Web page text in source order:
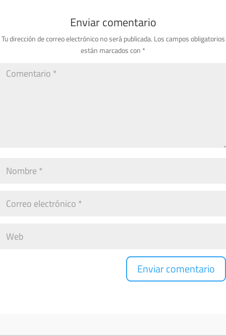
Enviar comentario
Tu dirección de correo electrónico no será publicada. Los campos obligatorios
están marcados con *